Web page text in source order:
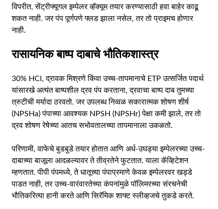
विपरीत, सेंट्रीफ्यूगल इम्पेलर व्हॅक्यूम तयार करण्यासाठी हवा बाहेर काढू
शकत नाही. जर पंप पूर्णपणे फ्लड झाला नसेल, तर तो प्राइमच होणार
नाही.
रासायनिक बाष्प दाबाचे भौतिकशास्त्र
30% HCl, द्रावक मिश्रणे किंवा उच्च-तापमानाचे ETP उत्सर्जित पदार्थ
यांसारखे अत्यंत बाष्पशील द्रव पंप करताना, द्रवाचा बाष्प दाब तुमच्या
त्रुटीची मर्यादा ठरवतो. जर उपलब्ध निव्वळ सकारात्मक शोषण शीर्ष
(NPSHa) पंपाच्या आवश्यक NPSH (NPSHr) पेक्षा कमी झाले, तर तो
द्रव शोषण रेषेच्या आतच सभोवतालच्या तापमानाला उकळतो.
परिणामी, वाफेचे बुडबुडे तयार होतात आणि अर्ध-उघड्या इम्पेलरच्या उच्च-
दाबाच्या बाजूला आदळल्यावर ते तीव्रतेने फुटतात. याला कॅव्हिटेशन
म्हणतात. पीपी पंपमध्ये, ते धातूच्या पंपाप्रमाणे केवळ इम्पेलरवर खड्डे
पाडत नाही, तर उच्च-वारंवारतेच्या कंपनांमुळे पॉलिमरच्या संरचनेची
भौतिकरित्या हानी करते आणि सिरॅमिक शाफ्ट स्लीव्हजचे तुकडे करते.